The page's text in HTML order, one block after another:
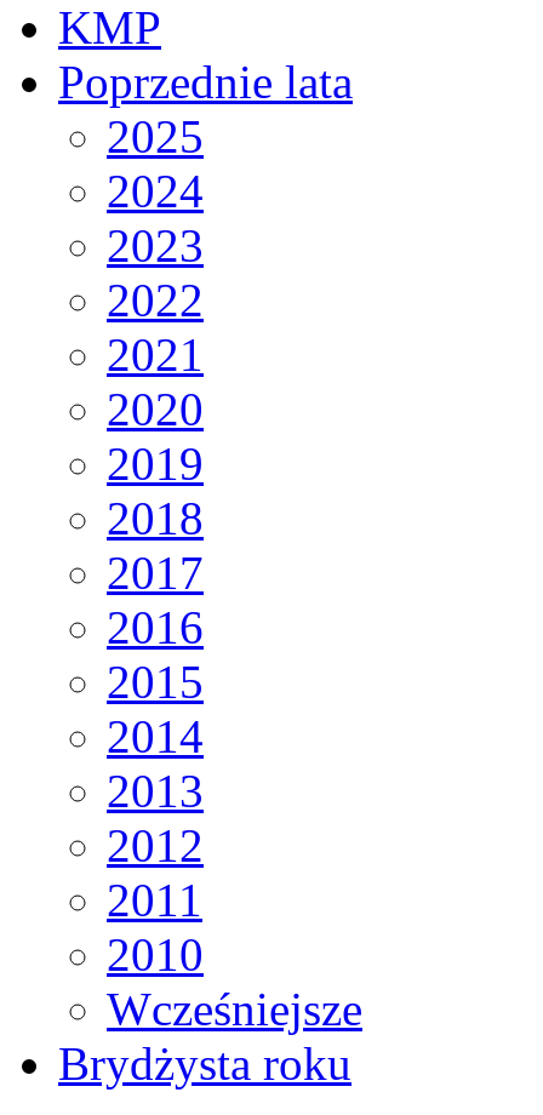
KMP
Poprzednie lata
2025
2024
2023
2022
2021
2020
2019
2018
2017
2016
2015
2014
2013
2012
2011
2010
Wcześniejsze
Brydżysta roku